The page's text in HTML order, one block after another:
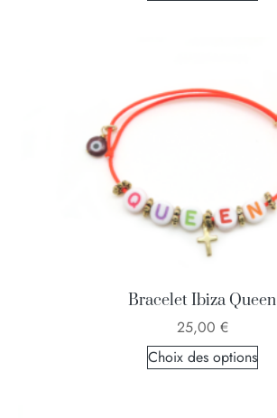
Bracelet Ibiza Queen
25,00 €
Choix des options